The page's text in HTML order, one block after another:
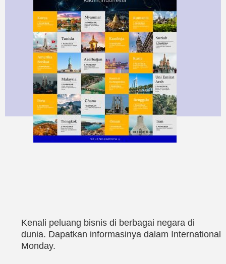
Kenali peluang bisnis di berbagai negara di
dunia. Dapatkan informasinya dalam International
Monday.